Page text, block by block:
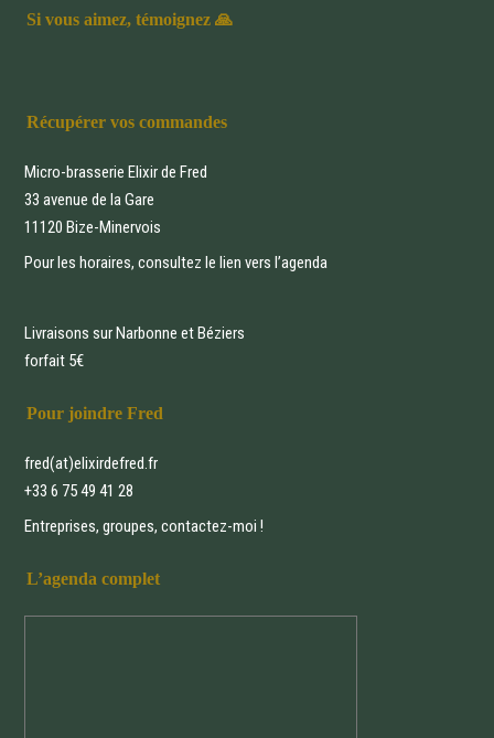
Si vous aimez, témoignez 🙏
Récupérer vos commandes
Micro-brasserie Elixir de Fred
33 avenue de la Gare
11120 Bize-Minervois
Pour les horaires, consultez le lien versl’agenda
Livraisons sur Narbonne et Béziers
forfait 5€
Pour joindre Fred
fred(at)elixirdefred.fr
+33 6 75 49 41 28
Entreprises, groupes, contactez-moi !
L’agenda complet